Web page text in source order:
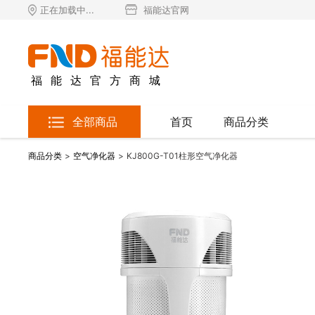
正在加载中... 福能达官网
福能达官方商城
全部商品 首页 商品分类
商品分类 > 空气净化器 > KJ800G-T01柱形空气净化器